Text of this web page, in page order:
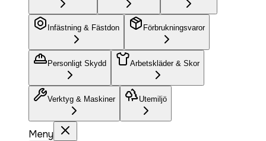
Infästning & Fästdon Förbrukningsvaror
Personligt Skydd Arbetskläder & Skor
Verktyg & Maskiner Utemiljö
Meny